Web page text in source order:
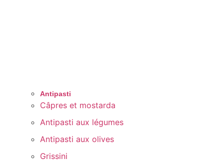
Antipasti
Câpres et mostarda
Antipasti aux légumes
Antipasti aux olives
Grissini